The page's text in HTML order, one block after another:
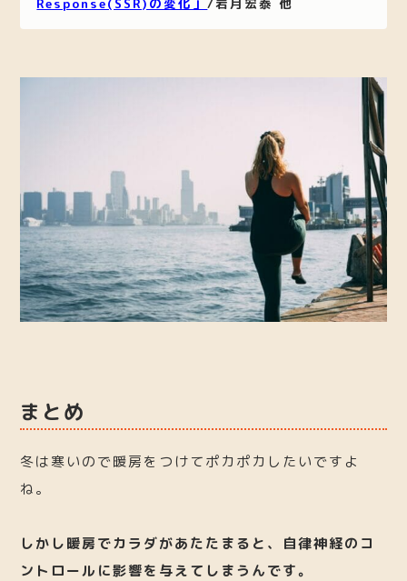
まとめ
冬は寒いので暖房をつけてポカポカしたいですよ
ね。
しかし暖房でカラダがあたたまると、自律神経のコ
ントロールに影響を与えてしまうんです。